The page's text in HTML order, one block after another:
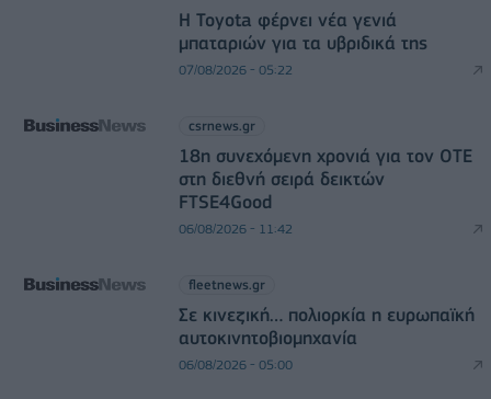
Η Toyota φέρνει νέα γενιά
μπαταριών για τα υβριδικά της
07/08/2026 - 05:22
csrnews.gr
18η συνεχόμενη χρονιά για τον ΟΤΕ
στη διεθνή σειρά δεικτών
FTSE4Good
06/08/2026 - 11:42
fleetnews.gr
Σε κινεζική… πολιορκία η ευρωπαϊκή
αυτοκινητοβιομηχανία
06/08/2026 - 05:00